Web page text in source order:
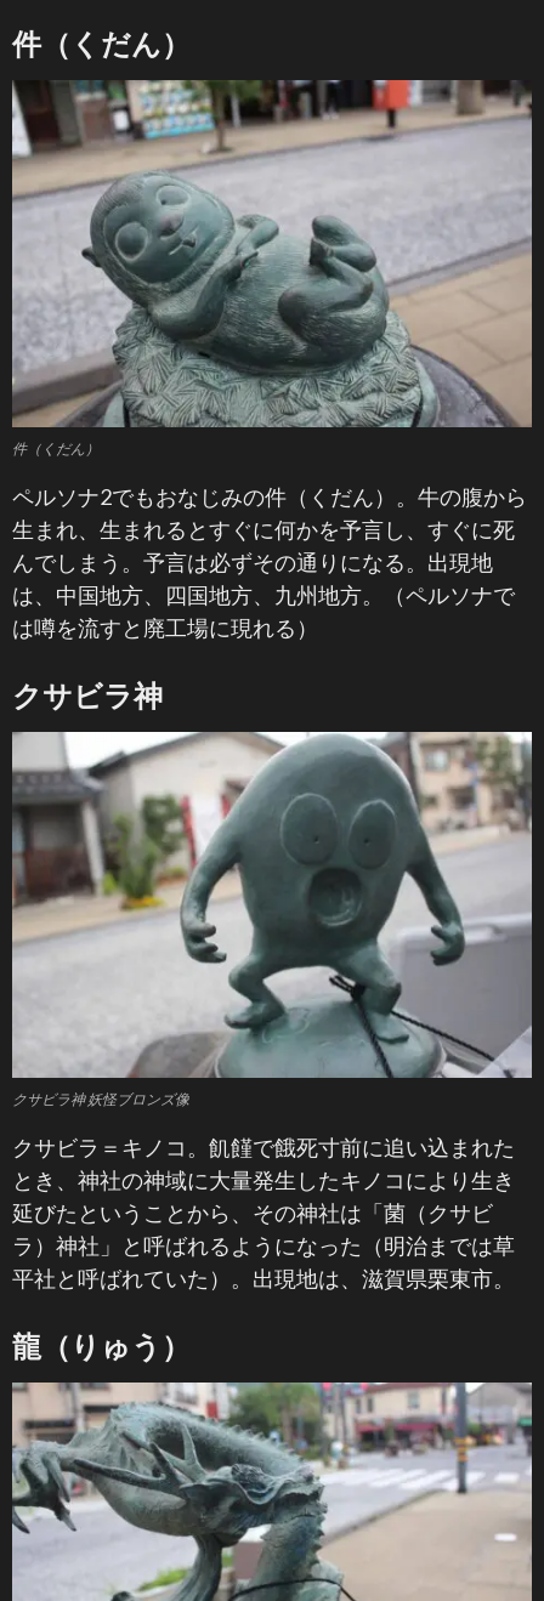
件（くだん）
件（くだん）
ペルソナ2でもおなじみの件（くだん）。牛の腹から
生まれ、生まれるとすぐに何かを予言し、すぐに死
んでしまう。予言は必ずその通りになる。出現地
は、中国地方、四国地方、九州地方。（ペルソナで
は噂を流すと廃工場に現れる）
クサビラ神
クサビラ神 妖怪ブロンズ像
クサビラ＝キノコ。飢饉で餓死寸前に追い込まれた
とき、神社の神域に大量発生したキノコにより生き
延びたということから、その神社は「菌（クサビ
ラ）神社」と呼ばれるようになった（明治までは草
平社と呼ばれていた）。出現地は、滋賀県栗東市。
龍（りゅう）